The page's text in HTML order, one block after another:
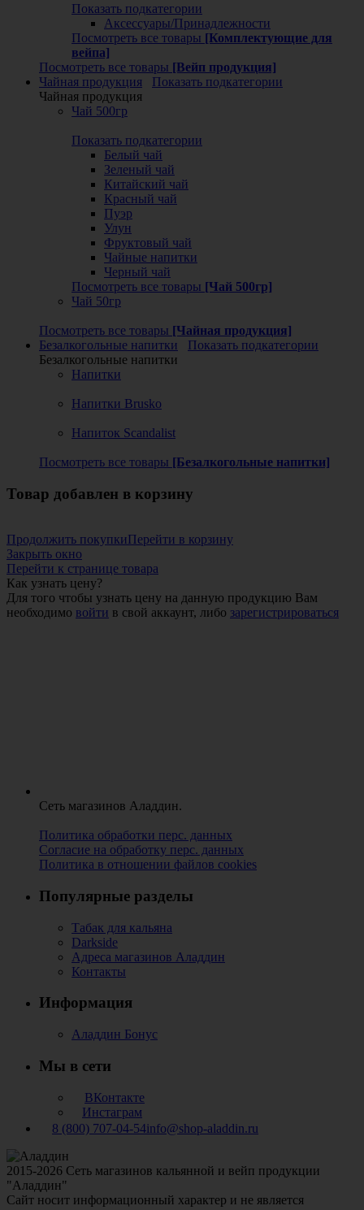
Показать подкатегории
Аксессуары/Принадлежности
Посмотреть все товары [Комплектующие для
вейпа]
Посмотреть все товары [Вейп продукция]
Чайная продукция
Показать подкатегории
Чайная продукция
Чай 500гр
Показать подкатегории
Белый чай
Зеленый чай
Китайский чай
Красный чай
Пуэр
Улун
Фруктовый чай
Чайные напитки
Черный чай
Посмотреть все товары [Чай 500гр]
Чай 50гр
Посмотреть все товары [Чайная продукция]
Безалкогольные напитки
Показать подкатегории
Безалкогольные напитки
Напитки
Напитки Brusko
Напиток Scandalist
Посмотреть все товары [Безалкогольные напитки]
Товар добавлен в корзину
Продолжить покупкиПерейти в корзину
Закрыть окно
Перейти к странице товара
Как узнать цену?
Для того чтобы узнать цену на данную продукцию Вам
необходимо войти в свой аккаунт, либо зарегистрироваться
Сеть магазинов Аладдин.
Политика обработки перс. данных
Согласие на обработку перс. данных
Политика в отношении файлов cookies
Популярные разделы
Табак для кальяна
Darkside
Адреса магазинов Аладдин
Контакты
Информация
Аладдин Бонус
Мы в сети
ВКонтакте
Инстаграм
8 (800) 707-04-54info@shop-aladdin.ru
2015-2026 Сеть магазинов кальянной и вейп продукции
"Аладдин"
Сайт носит информационный характер и не является